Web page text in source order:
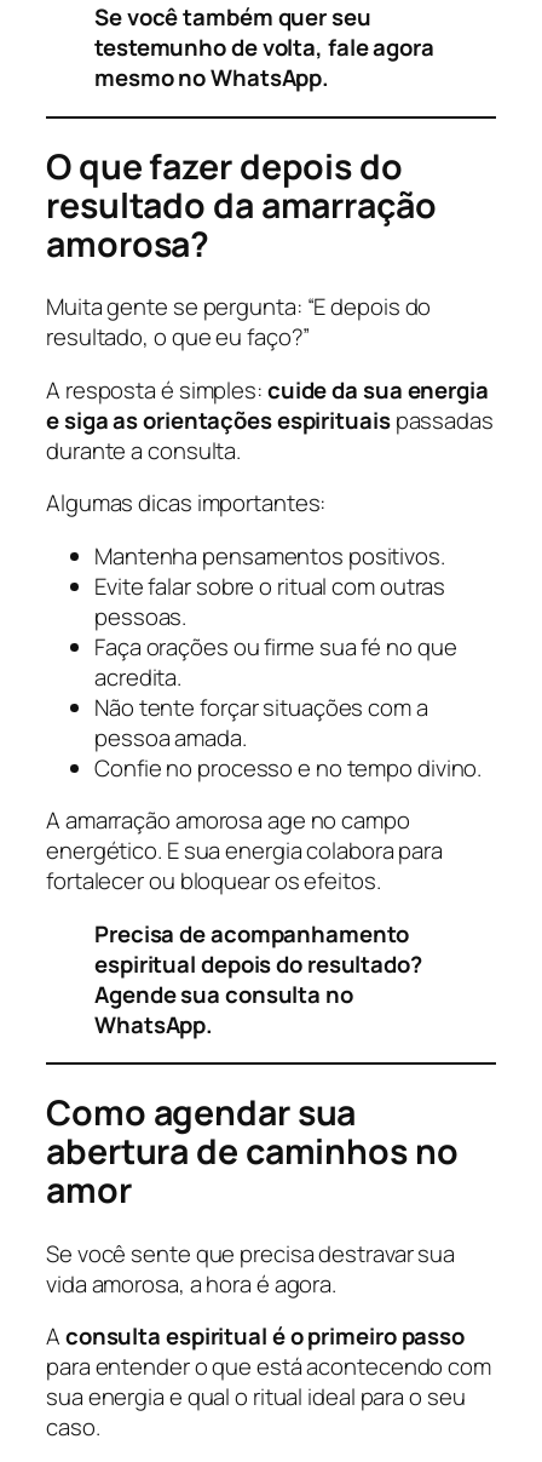
Se você também quer seu
testemunho de volta, fale agora
mesmo no WhatsApp.
O que fazer depois do
resultado da amarração
amorosa?
Muita gente se pergunta: “E depois do
resultado, o que eu faço?”
A resposta é simples:cuide da sua energia
e siga as orientações espirituaispassadas
durante a consulta.
Algumas dicas importantes:
Mantenha pensamentos positivos.
Evite falar sobre o ritual com outras
pessoas.
Faça orações ou firme sua fé no que
acredita.
Não tente forçar situações com a
pessoa amada.
Confie no processo e no tempo divino.
A amarração amorosa age no campo
energético. E sua energia colabora para
fortalecer ou bloquear os efeitos.
Precisa de acompanhamento
espiritual depois do resultado?
Agende sua consulta no
WhatsApp.
Como agendar sua
abertura de caminhos no
amor
Se você sente que precisa destravar sua
vida amorosa, a hora é agora.
Aconsulta espiritual é o primeiro passo
para entender o que está acontecendo com
sua energia e qual o ritual ideal para o seu
caso.